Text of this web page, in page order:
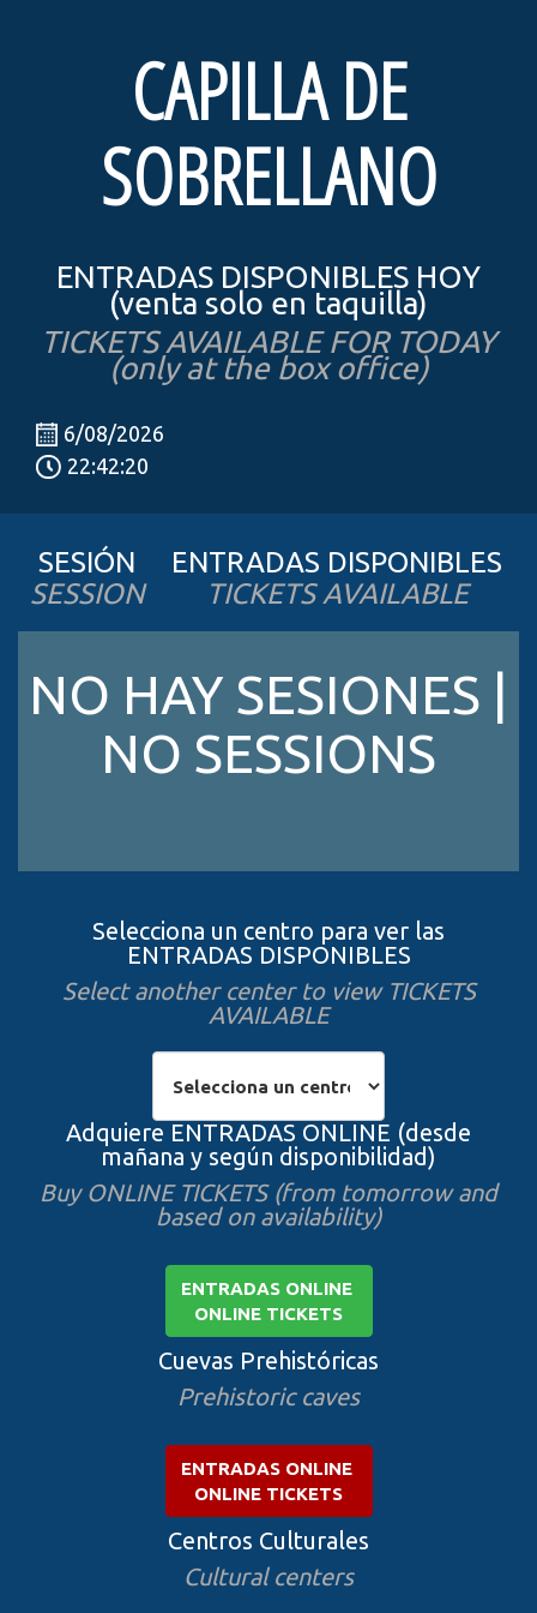
CAPILLA DE
SOBRELLANO
ENTRADAS DISPONIBLES HOY
(venta solo en taquilla)
TICKETS AVAILABLE FOR TODAY
(only at the box office)
6/08/2026
22:42:20
SESIÓN
SESSION
ENTRADAS DISPONIBLES
TICKETS AVAILABLE
NO HAY SESIONES |
NO SESSIONS
Selecciona un centro para ver las
ENTRADAS DISPONIBLES
Select another center to view TICKETS
AVAILABLE
Adquiere ENTRADAS ONLINE (desde
mañana y según disponibilidad)
Buy ONLINE TICKETS (from tomorrow and
based on availability)
ENTRADAS ONLINE
ONLINE TICKETS
Cuevas Prehistóricas
Prehistoric caves
ENTRADAS ONLINE
ONLINE TICKETS
Centros Culturales
Cultural centers